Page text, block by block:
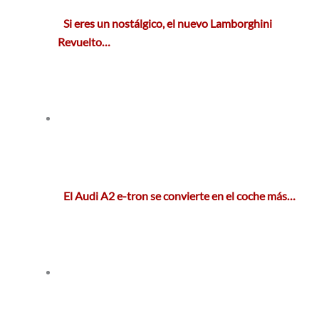
Si eres un nostálgico, el nuevo Lamborghini
Revuelto…
El Audi A2 e-tron se convierte en el coche más…